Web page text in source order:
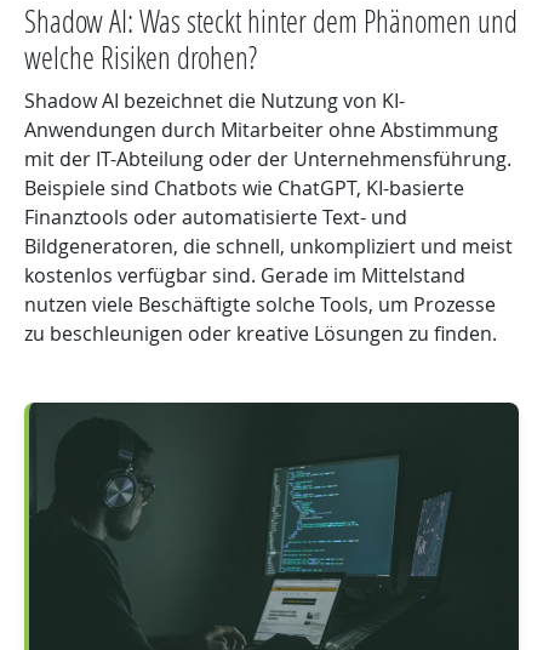
Shadow AI: Was steckt hinter dem Phänomen und
welche Risiken drohen?
Shadow AI bezeichnet die Nutzung von KI-
Anwendungen durch Mitarbeiter ohne Abstimmung
mit der IT-Abteilung oder der Unternehmensführung.
Beispiele sind Chatbots wie ChatGPT, KI-basierte
Finanztools oder automatisierte Text- und
Bildgeneratoren, die schnell, unkompliziert und meist
kostenlos verfügbar sind. Gerade im Mittelstand
nutzen viele Beschäftigte solche Tools, um Prozesse
zu beschleunigen oder kreative Lösungen zu finden.